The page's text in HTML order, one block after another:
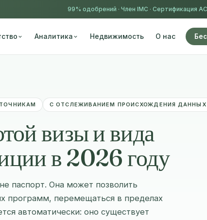
99% одобрений · Член IMC · Сертификация
Аналитика Недвижимость О нас
С ОТСЛЕЖИВАНИЕМ ПРОИСХОЖДЕНИЯ ДАННЫХ
визы и вида
в 2026 году
паспорт. Она может позволить
программ, перемещаться в пределах
автоматически: оно существует